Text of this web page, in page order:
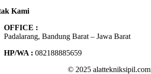
Kami
OFFICE :
Padalarang, Bandung Barat – Jawa Barat
HP/WA : 082188885659
© 2025 alattekniksipil.com